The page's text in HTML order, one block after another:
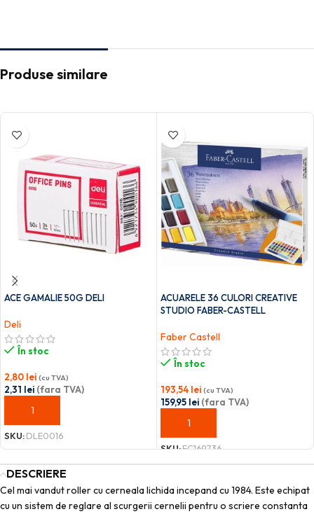
Produse similare
ACE GAMALIE 50G DELI
Deli
În stoc
2,80 lei (cu TVA)
2,31 lei (fara TVA)
ADAUGĂ ÎN COȘ
SKU:DLE0016
ACUARELE 36 CULORI CREATIVE
STUDIO FABER-CASTELL
Faber Castell
În stoc
193,54 lei (cu TVA)
159,95 lei (fara TVA)
ADAUGĂ ÎN COȘ
SKU:FC169736
DESCRIERE
Cel mai vandut roller cu cerneala lichida incepand cu 1984. Este echipat
cu un sistem de reglare al scurgerii cernelii pentru o scriere constanta